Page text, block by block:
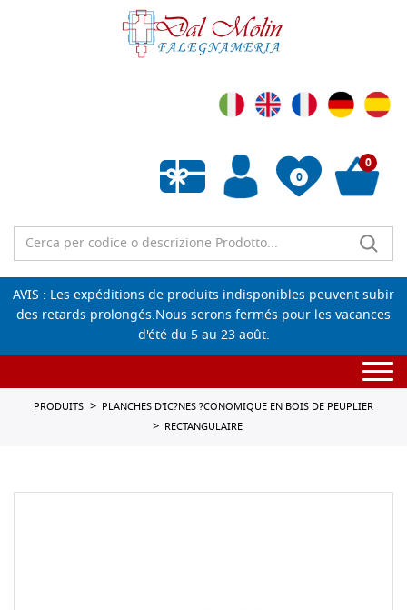
0
Liste de souhaits vide
0
AVIS : Les expéditions de produits indisponibles peuvent subir
des retards prolongés.Nous serons fermés pour les vacances
d'été du 5 au 23 août.
PRODUITS
PLANCHES D'IC?NES ?CONOMIQUE EN BOIS DE PEUPLIER
RECTANGULAIRE